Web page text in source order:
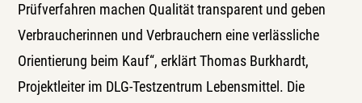
Prüfverfahren machen Qualität transparent und geben
Verbraucherinnen und Verbrauchern eine verlässliche
Orientierung beim Kauf“, erklärt Thomas Burkhardt,
Projektleiter im DLG-Testzentrum Lebensmittel. Die